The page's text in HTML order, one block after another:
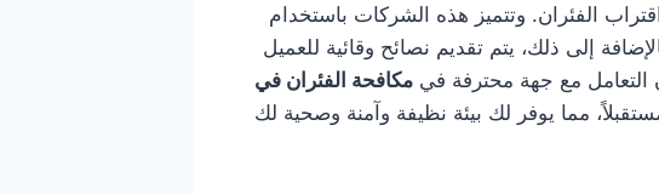
الفئران. وتتميز هذه الشركات باستخدام
إلى ذلك، يتم تقديم نصائح وقائية للعميل
التعامل مع جهة محترفة فيمكافحة الفئران في
مما يوفر لك بيئة نظيفة وآمنة وصحية لك